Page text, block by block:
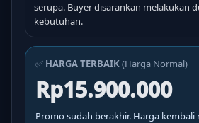
serupa. Buyer disarankan melakukan
kebutuhan.
✅ HARGA TERBAIK(Harga Normal)
Rp15.900.000
Promo sudah berakhir. Harga kembali